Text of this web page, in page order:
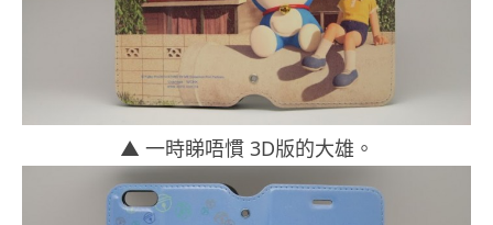
▲ 一時睇唔慣 3D版的大雄。